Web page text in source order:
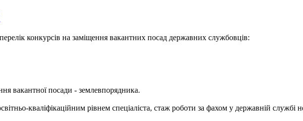
конкурсів на заміщення вакантних посад державних службовців:
вакантної посади - землевпорядника.
кваліфікаційним рівнем спеціаліста, стаж роботи за фахом у державній службі